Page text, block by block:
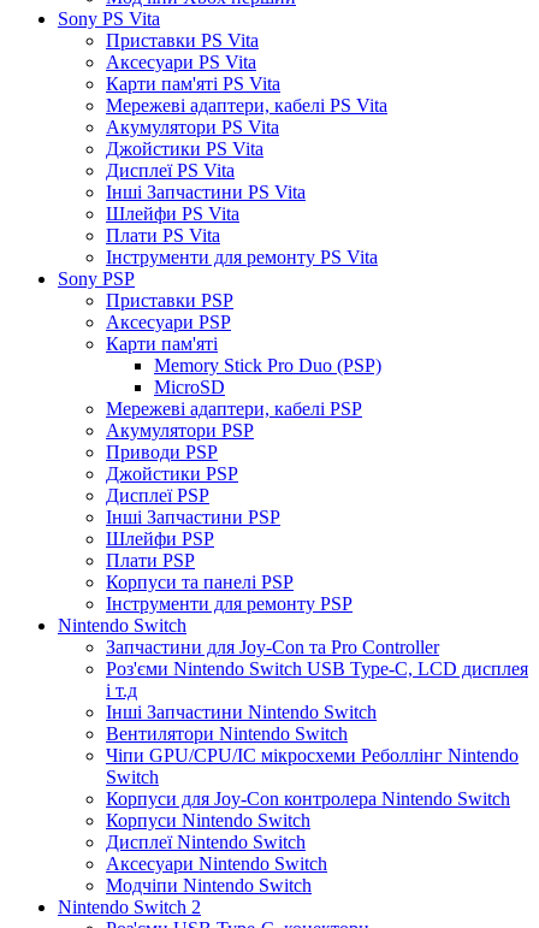
Sony PS Vita
Приставки PS Vita
Аксесуари PS Vita
Карти пам'яті PS Vita
Мережеві адаптери, кабелі PS Vita
Акумулятори PS Vita
Джойстики PS Vita
Дисплеї PS Vita
Інші Запчастини PS Vita
Шлейфи PS Vita
Плати PS Vita
Інструменти для ремонту PS Vita
Sony PSP
Приставки PSP
Аксесуари PSP
Карти пам'яті
Memory Stick Pro Duo (PSP)
MicroSD
Мережеві адаптери, кабелі PSP
Акумулятори PSP
Приводи PSP
Джойстики PSP
Дисплеї PSP
Інші Запчастини PSP
Шлейфи PSP
Плати PSP
Корпуси та панелі PSP
Інструменти для ремонту PSP
Nintendo Switch
Запчастини для Joy-Con та Pro Controller
Роз'єми Nintendo Switch USB Type-C, LCD дисплея
і т.д
Інші Запчастини Nintendo Switch
Вентилятори Nintendo Switch
Чіпи GPU/CPU/IC мікросхеми Реболлінг Nintendo
Switch
Корпуси для Joy-Con контролера Nintendo Switch
Корпуси Nintendo Switch
Дисплеї Nintendo Switch
Аксесуари Nintendo Switch
Модчіпи Nintendo Switch
Nintendo Switch 2